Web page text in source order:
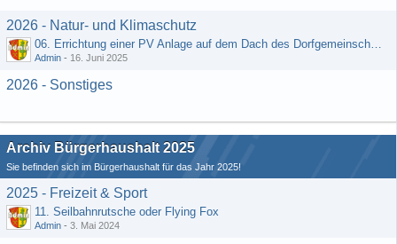
2026 - Natur- und Klimaschutz
06. Errichtung einer PV Anlage auf dem Dach des Dorfgemeinschaftshauses
Admin - 16. Juni 2025
2026 - Sonstiges
Archiv Bürgerhaushalt 2025
Sie befinden sich im Bürgerhaushalt für das Jahr 2025!
2025 - Freizeit & Sport
11. Seilbahnrutsche oder Flying Fox
Admin - 3. Mai 2024